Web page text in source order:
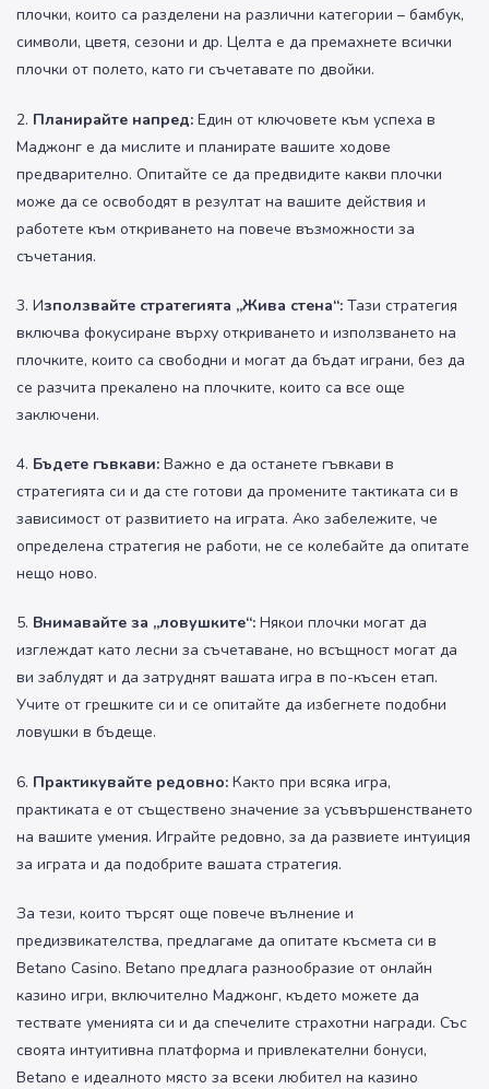
плочки, които са разделени на различни категории – бамбук,
символи, цветя, сезони и др. Целта е да премахнете всички
плочки от полето, като ги съчетавате по двойки.
2. Планирайте напред: Един от ключовете към успеха в
Маджонг е да мислите и планирате вашите ходове
предварително. Опитайте се да предвидите какви плочки
може да се освободят в резултат на вашите действия и
работете към откриването на повече възможности за
съчетания.
3. Използвайте стратегията „Жива стена“: Тази стратегия
включва фокусиране върху откриването и използването на
плочките, които са свободни и могат да бъдат играни, без да
се разчита прекалено на плочките, които са все още
заключени.
4. Бъдете гъвкави: Важно е да останете гъвкави в
стратегията си и да сте готови да промените тактиката си в
зависимост от развитието на играта. Ако забележите, че
определена стратегия не работи, не се колебайте да опитате
нещо ново.
5. Внимавайте за „ловушките“: Някои плочки могат да
изглеждат като лесни за съчетаване, но всъщност могат да
ви заблудят и да затруднят вашата игра в по-късен етап.
Учите от грешките си и се опитайте да избегнете подобни
ловушки в бъдеще.
6. Практикувайте редовно: Както при всяка игра,
практиката е от съществено значение за усъвършенстването
на вашите умения. Играйте редовно, за да развиете интуиция
за играта и да подобрите вашата стратегия.
За тези, които търсят още повече вълнение и
предизвикателства, предлагаме да опитате късмета си в
Betano Casino. Betano предлага разнообразие от онлайн
казино игри, включително Маджонг, където можете да
тествате уменията си и да спечелите страхотни награди. Със
своята интуитивна платформа и привлекателни бонуси,
Betano е идеалното място за всеки любител на казино